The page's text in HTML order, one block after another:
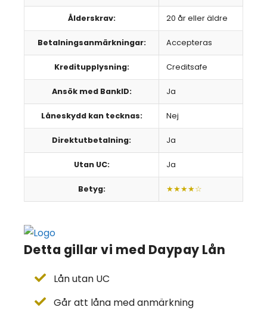
Ålderskrav: 20 år eller äldre
Betalningsanmärkningar: Accepteras
Kreditupplysning: Creditsafe
Ansök med BankID: Ja
Låneskydd kan tecknas: Nej
Direktutbetalning: Ja
Utan UC: Ja
Betyg: ★★★★☆
Detta gillar vi med Daypay Lån
Lån utan UC
Går att låna med anmärkning